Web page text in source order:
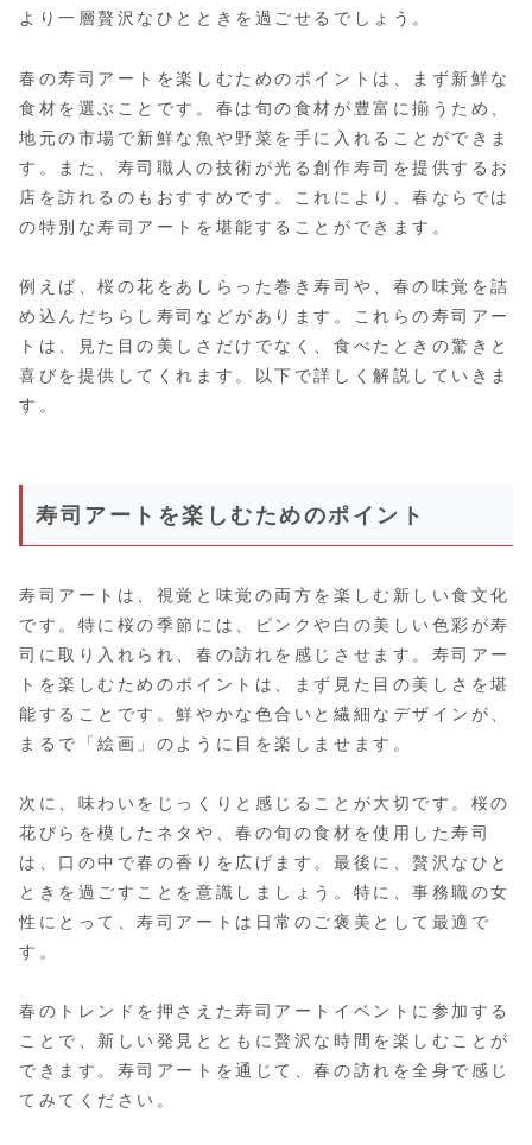
より一層贅沢なひとときを過ごせるでしょう。
春の寿司アートを楽しむためのポイントは、まず新鮮な
食材を選ぶことです。春は旬の食材が豊富に揃うため、
地元の市場で新鮮な魚や野菜を手に入れることができま
す。また、寿司職人の技術が光る創作寿司を提供するお
店を訪れるのもおすすめです。これにより、春ならでは
の特別な寿司アートを堪能することができます。
例えば、桜の花をあしらった巻き寿司や、春の味覚を詰
め込んだちらし寿司などがあります。これらの寿司アー
トは、見た目の美しさだけでなく、食べたときの驚きと
喜びを提供してくれます。以下で詳しく解説していきま
す。
寿司アートを楽しむためのポイント
寿司アートは、視覚と味覚の両方を楽しむ新しい食文化
です。特に桜の季節には、ピンクや白の美しい色彩が寿
司に取り入れられ、春の訪れを感じさせます。寿司アー
トを楽しむためのポイントは、まず見た目の美しさを堪
能することです。鮮やかな色合いと繊細なデザインが、
まるで「絵画」のように目を楽しませます。
次に、味わいをじっくりと感じることが大切です。桜の
花びらを模したネタや、春の旬の食材を使用した寿司
は、口の中で春の香りを広げます。最後に、贅沢なひと
ときを過ごすことを意識しましょう。特に、事務職の女
性にとって、寿司アートは日常のご褒美として最適で
す。
春のトレンドを押さえた寿司アートイベントに参加する
ことで、新しい発見とともに贅沢な時間を楽しむことが
できます。寿司アートを通じて、春の訪れを全身で感じ
てみてください。